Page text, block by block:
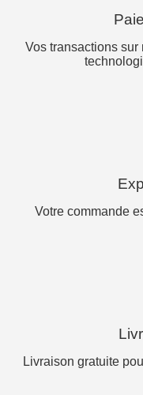
Vos transactions
Votre commande
Livraison gratuite